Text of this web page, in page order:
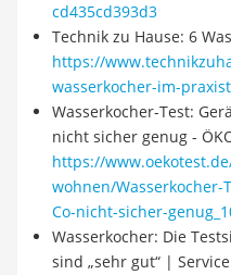
cd435cd393d3
Technik zu Hause: 6
https://
wasserkocher-im-
Wasserkocher-Test:
nicht sicher genug -
https://
wohnen/Wasserkocher-
Co-nicht-sicher-
Wasserkocher: Die
sind „sehr gut“ | Service